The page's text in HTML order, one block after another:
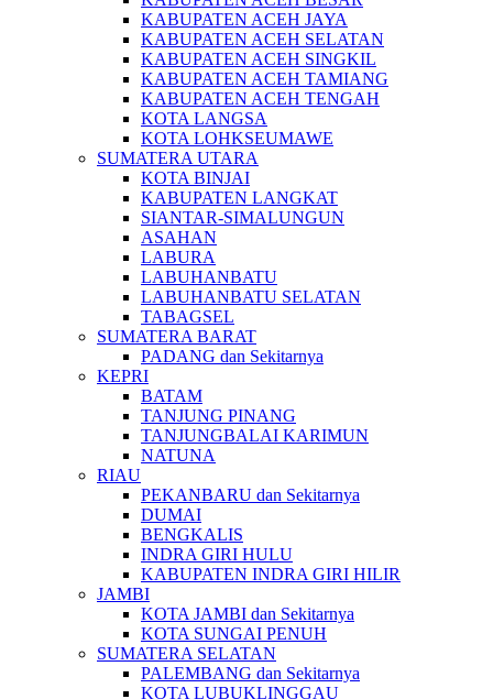
KABUPATEN ACEH JAYA
KABUPATEN ACEH SELATAN
KABUPATEN ACEH SINGKIL
KABUPATEN ACEH TAMIANG
KABUPATEN ACEH TENGAH
KOTA LANGSA
KOTA LOHKSEUMAWE
SUMATERA UTARA
KOTA BINJAI
KABUPATEN LANGKAT
SIANTAR-SIMALUNGUN
ASAHAN
LABURA
LABUHANBATU
LABUHANBATU SELATAN
TABAGSEL
SUMATERA BARAT
PADANG dan Sekitarnya
KEPRI
BATAM
TANJUNG PINANG
TANJUNGBALAI KARIMUN
NATUNA
RIAU
PEKANBARU dan Sekitarnya
DUMAI
BENGKALIS
INDRA GIRI HULU
KABUPATEN INDRA GIRI HILIR
JAMBI
KOTA JAMBI dan Sekitarnya
KOTA SUNGAI PENUH
SUMATERA SELATAN
PALEMBANG dan Sekitarnya
KOTA LUBUKLINGGAU